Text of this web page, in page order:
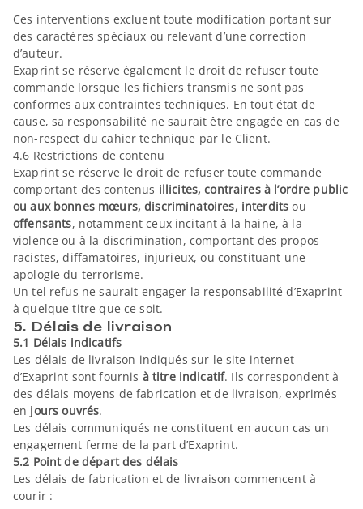
Ces interventions excluent toute modification portant sur
des caractères spéciaux ou relevant d’une correction
d’auteur.
Exaprint se réserve également le droit de refuser toute
commande lorsque les fichiers transmis ne sont pas
conformes aux contraintes techniques. En tout état de
cause, sa responsabilité ne saurait être engagée en cas de
non-respect du cahier technique par le Client.
4.6 Restrictions de contenu
Exaprint se réserve le droit de refuser toute commande
comportant des contenus illicites, contraires à l’ordre public
ou aux bonnes mœurs, discriminatoires, interdits ou
offensants, notamment ceux incitant à la haine, à la
violence ou à la discrimination, comportant des propos
racistes, diffamatoires, injurieux, ou constituant une
apologie du terrorisme.
Un tel refus ne saurait engager la responsabilité d’Exaprint
à quelque titre que ce soit.
5. Délais de livraison
5.1 Délais indicatifs
Les délais de livraison indiqués sur le site internet
d’Exaprint sont fournis à titre indicatif. Ils correspondent à
des délais moyens de fabrication et de livraison, exprimés
en jours ouvrés.
Les délais communiqués ne constituent en aucun cas un
engagement ferme de la part d’Exaprint.
5.2 Point de départ des délais
Les délais de fabrication et de livraison commencent à
courir :